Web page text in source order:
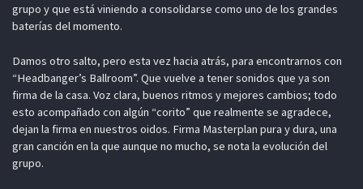
grupo y que está viniendo a consolidarse como uno de los grandes
baterías del momento.
Damos otro salto, pero esta vez hacia atrás, para encontrarnos con
“Headbanger’s Ballroom”. Que vuelve a tener sonidos que ya son
firma de la casa. Voz clara, buenos ritmos y mejores cambios; todo
esto acompañado con algún “corito” que realmente se agradece,
dejan la firma en nuestros oidos. Firma Masterplan pura y dura, una
gran canción en la que aunque no mucho, se nota la evolución del
grupo.